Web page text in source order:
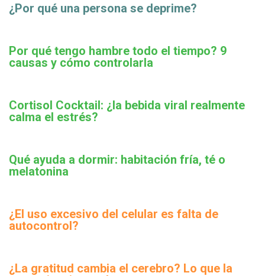
¿Por qué una persona se deprime?
Por qué tengo hambre todo el tiempo? 9
causas y cómo controlarla
Cortisol Cocktail: ¿la bebida viral realmente
calma el estrés?
Qué ayuda a dormir: habitación fría, té o
melatonina
¿El uso excesivo del celular es falta de
autocontrol?
¿La gratitud cambia el cerebro? Lo que la